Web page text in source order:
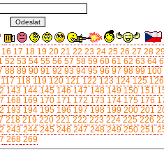
16 17 18 19 20 21 22 23 24 25 26 27 28
52 53 54 55 56 57 58 59 60 61 62 63 64
88 89 90 91 92 93 94 95 96 97 98 99 100
117 118 119 120 121 122 123 124 125 126
143 144 145 146 147 148 149 150 151
168 169 170 171 172 173 174 175 176
193 194 195 196 197 198 199 200 201
218 219 220 221 222 223 224 225 226
243 244 245 246 247 248 249 250 251
268 269